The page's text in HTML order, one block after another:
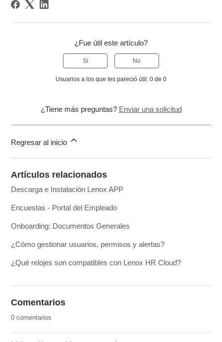
¿Fue útil este artículo?
Sí No
Usuarios a los que les pareció útil: 0 de 0
¿Tiene más preguntas? Enviar una solicitud
Regresar al inicio
Artículos relacionados
Descarga e Instalación Lenox APP
Encuestas - Portal del Empleado
Onboarding: Documentos Generales
¿Cómo gestionar usuarios, permisos y alertas?
¿Qué relojes son compatibles con Lenox HR Cloud?
Comentarios
0 comentarios